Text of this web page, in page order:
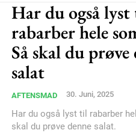
Har du også
rabarber hele
Så skal du prøve
salat
AFTENSMAD 30. Juni, 2025
Har du også lyst til rabarber
skal du prøve denne salat.